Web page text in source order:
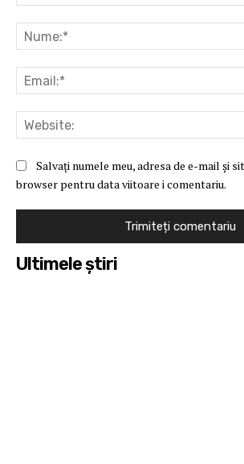
Salvați numele meu, adresa de e-mail și
browser pentru data viitoare i comentariu.
Ultimele ştiri